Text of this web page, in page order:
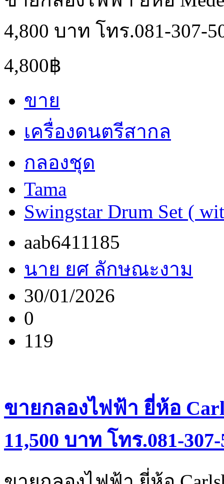
4,800 บาท โทร.081-307-
4,800฿
ขาย
เครื่องดนตรีสากล
กลองชุด
Tama
Swingstar Drum Set (
aab6411185
นาย ยศ ลักษณะงาม
30/01/2026
0
119
ขายกลองไฟฟ้า ยี่ห้อ
11,500 บาท โทร.081-307-